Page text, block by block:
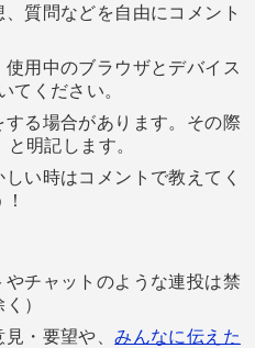
質問などを自由にコメント
用中のブラウザとデバイス
てください。
る場合があります。その際
明記します。
い時はコメントで教えてく
チャットのような連投は禁
）
見・要望や、みんなに伝えた